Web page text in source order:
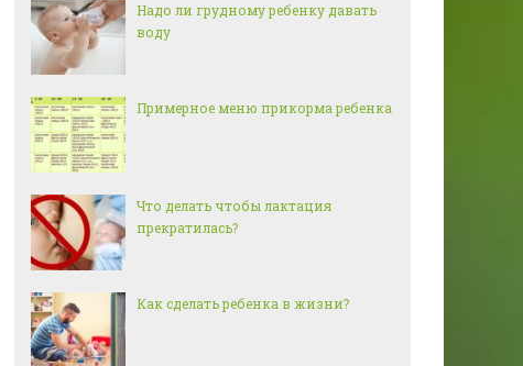
Надо ли грудному ребенку давать
воду
Примерное меню прикорма ребенка
Что делать чтобы лактация
прекратилась?
Как сделать ребенка в жизни?